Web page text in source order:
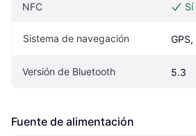
NFC Sí
Sistema de navegación GPS,
Versión de Bluetooth 5.3
Fuente de alimentación